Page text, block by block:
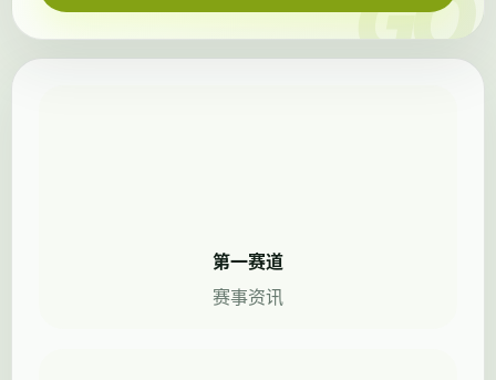
第一赛道
赛事资讯